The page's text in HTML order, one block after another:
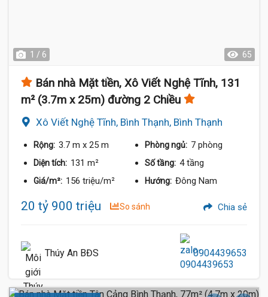
1 / 6 65
Bán nhà Mặt tiền, Xô Viết Nghệ Tĩnh, 131
m² (3.7m x 25m) đường 2 Chiều
Xô Viết Nghệ Tĩnh, Bình Thạnh, Bình Thạnh
Rộng: 3.7 m x 25 m Phòng ngủ: 7 phòng
Diện tích: 131 m² Số tầng: 4 tầng
Giá/m²: 156 triệu/m² Hướng: Đông Nam
20 tỷ 900 triệu So sánh Chia sẻ
Thúy An BĐS 0904439653